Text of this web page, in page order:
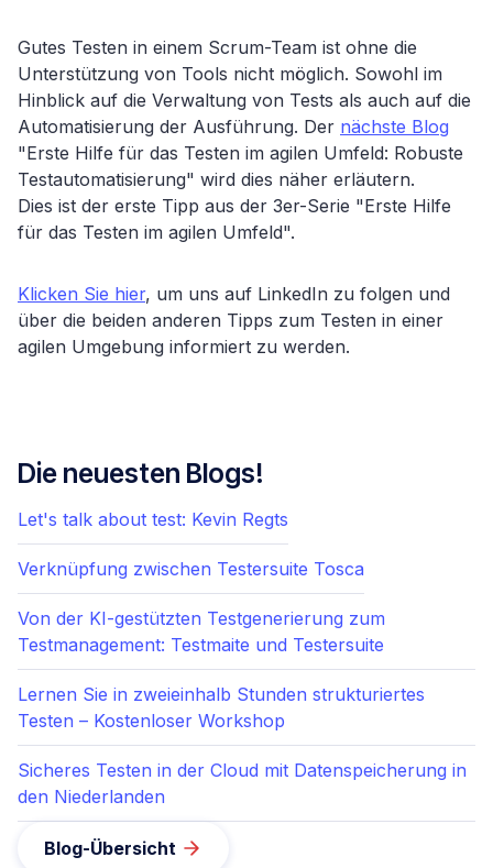
Gutes Testen in einem Scrum-Team ist ohne die
Unterstützung von Tools nicht möglich. Sowohl im
Hinblick auf die Verwaltung von Tests als auch auf die
Automatisierung der Ausführung. Der nächste Blog
"Erste Hilfe für das Testen im agilen Umfeld: Robuste
Testautomatisierung" wird dies näher erläutern.
Dies ist der erste Tipp aus der 3er-Serie "Erste Hilfe
für das Testen im agilen Umfeld".
Klicken Sie hier, um uns auf LinkedIn zu folgen und
über die beiden anderen Tipps zum Testen in einer
agilen Umgebung informiert zu werden.
Die neuesten Blogs!
Let's talk about test: Kevin Regts
Verknüpfung zwischen Testersuite Tosca
Von der KI-gestützten Testgenerierung zum
Testmanagement: Testmaite und Testersuite
Lernen Sie in zweieinhalb Stunden strukturiertes
Testen – Kostenloser Workshop
Sicheres Testen in der Cloud mit Datenspeicherung in
den Niederlanden
Blog-Übersicht